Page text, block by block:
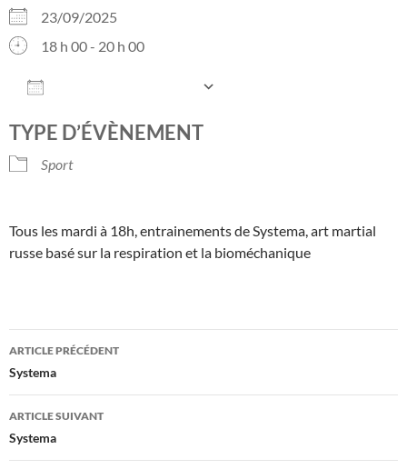
23/09/2025
18 h 00 - 20 h 00
TYPE D’ÉVÈNEMENT
Sport
Tous les mardi à 18h, entrainements de Systema, art martial
russe basé sur la respiration et la bioméchanique
Navigation
des
articles
ARTICLE PRÉCÉDENT
Systema
ARTICLE SUIVANT
Systema